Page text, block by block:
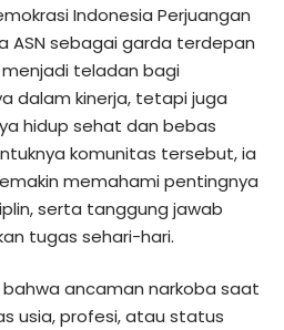
Indonesia Perjuangan
ASN sebagai garda terdepan
teladan bagi
dalam kinerja, tetapi juga
hidup sehat dan bebas
komunitas tersebut, ia
memahami pentingnya
serta tanggung jawab
tugas sehari-hari.
ancaman narkoba saat
usia, profesi, atau status